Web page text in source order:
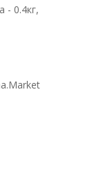
- 0.4кг,